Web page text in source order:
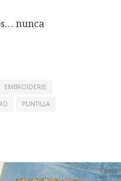
nunca
EMBROIDERIE
PUNTILLA